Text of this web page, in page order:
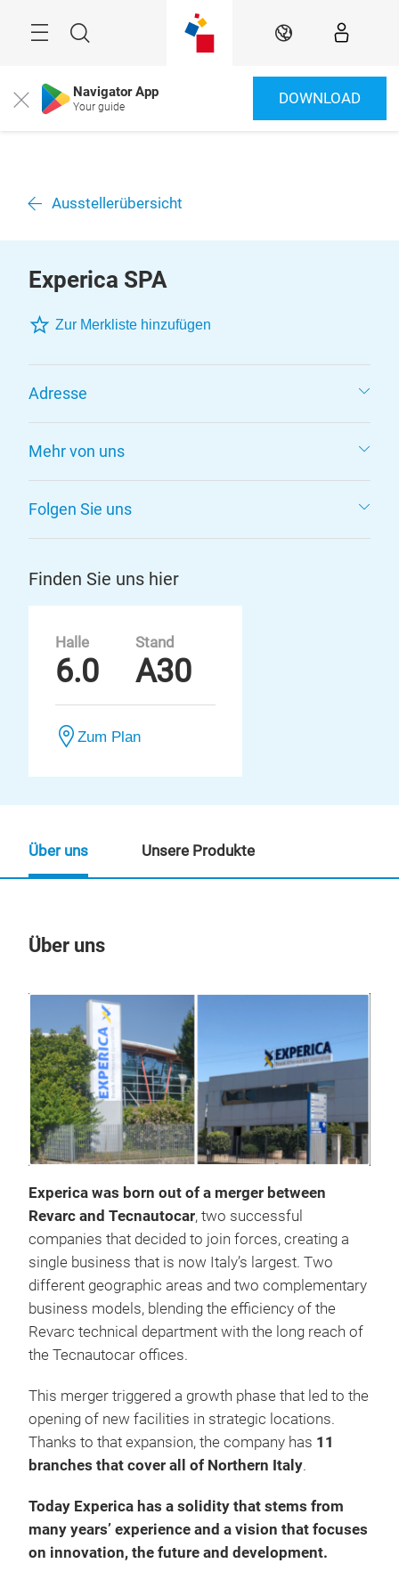
Suche DE
Close Navigator App
Your guide DOWNLOAD
Ausstellerübersicht
Experica SPA
Zur Merkliste hinzufügen
Adresse
Mehr von uns
Folgen Sie uns
Finden Sie uns hier
Halle
6.0
Stand
A30
Zum Plan
Über uns
Experica was born out of a merger between
Revarc and Tecnautocar, two successful
companies that decided to join forces, creating a
single business that is now Italy’s largest. Two
different geographic areas and two complementary
business models, blending the efficiency of the
Revarc technical department with the long reach of
the Tecnautocar offices.
This merger triggered a growth phase that led to the
opening of new facilities in strategic locations.
Thanks to that expansion, the company has 11
branches that cover all of Northern Italy.
Today Experica has a solidity that stems from
many years’ experience and a vision that focuses
on innovation, the future and development.
Über uns Unsere Produkte